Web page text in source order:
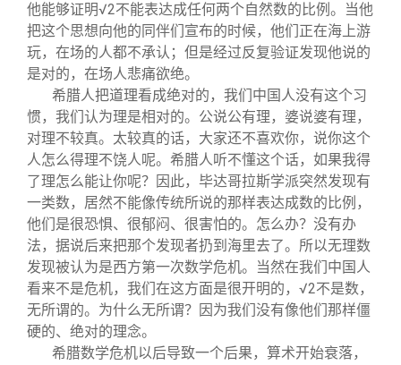
他能够证明√2不能表达成任何两个自然数的比例。当他
把这个思想向他的同伴们宣布的时候，他们正在海上游
玩，在场的人都不承认；但是经过反复验证发现他说的
是对的，在场人悲痛欲绝。
希腊人把道理看成绝对的，我们中国人没有这个习
惯，我们认为理是相对的。公说公有理，婆说婆有理，
对理不较真。太较真的话，大家还不喜欢你，说你这个
人怎么得理不饶人呢。希腊人听不懂这个话，如果我得
了理怎么能让你呢？因此，毕达哥拉斯学派突然发现有
一类数，居然不能像传统所说的那样表达成数的比例，
他们是很恐惧、很郁闷、很害怕的。怎么办？没有办
法，据说后来把那个发现者扔到海里去了。所以无理数
发现被认为是西方第一次数学危机。当然在我们中国人
看来不是危机，我们在这方面是很开明的，√2不是数，
无所谓的。为什么无所谓？因为我们没有像他们那样僵
硬的、绝对的理念。
希腊数学危机以后导致一个后果，算术开始衰落，